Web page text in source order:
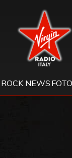
Virgin
ROCK NEWS FOTO